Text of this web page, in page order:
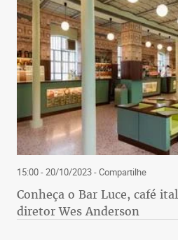
15:00 - 20/10/2023- Compartilhe
Conheça o Bar Luce, café
diretor Wes Anderson